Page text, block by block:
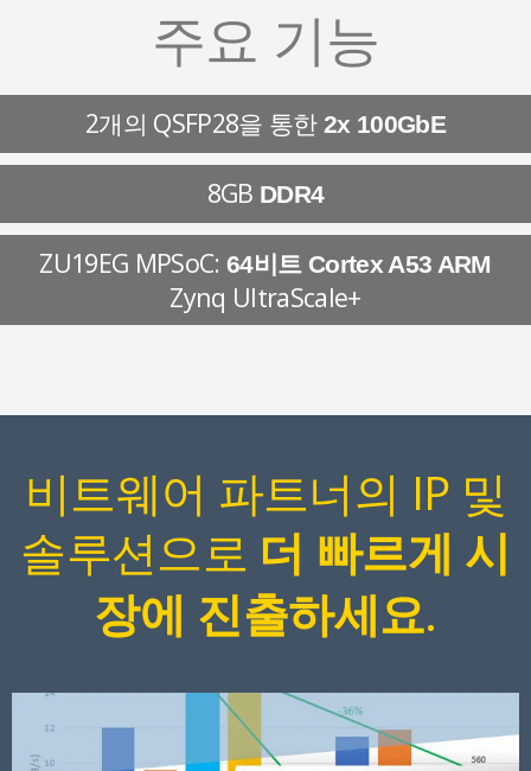
주요 기능
2개의 QSFP28을 통한2x 100GbE
8GB DDR4
ZU19EG MPSoC:64비트 Cortex A53 ARM
Zynq UltraScale+
비트웨어 파트너의 IP 및
솔루션으로 더 빠르게 시
장에 진출하세요.